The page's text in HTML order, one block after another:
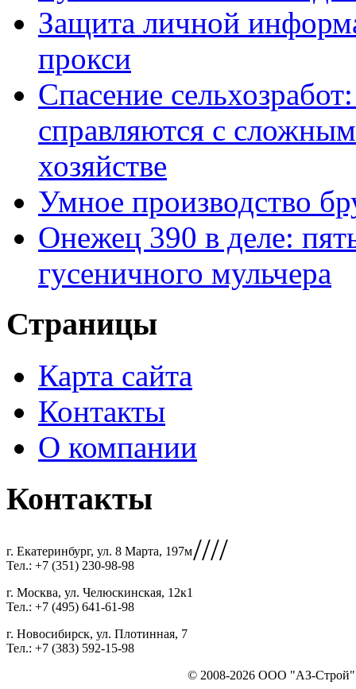
Защита личной
прокси
Спасение
справляются с
хозяйстве
Умное производство
Онежец 390 в деле:
гусеничного мульчера
Страницы
Карта сайта
Контакты
О компании
Контакты
г. Екатеринбург, ул. 8 Марта, 197м
Тел.: +7 (351) 230-98-98
г. Москва, ул. Челюскинская, 12к1
Тел.: +7 (495) 641-61-98
г. Новосибирск, ул. Плотинная, 7
Тел.: +7 (383) 592-15-98
////
© 2008-2026 ООО "АЗ-Строй".